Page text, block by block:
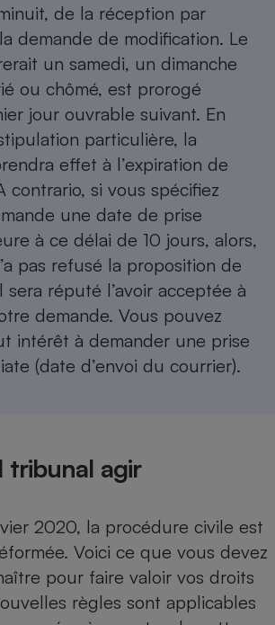
de la réception par
demande de modification. Le
un samedi, un dimanche
ou chômé, est prorogé
jour ouvrable suivant. En
particulière, la
effet à l’expiration de
contrario, si vous spécifiez
une date de prise
à ce délai de 10 jours, alors,
pas refusé la proposition de
sera réputé l’avoir acceptée à
demande. Vous pouvez
intérêt à demander une prise
(date d’envoi du courrier).
tribunal agir
2020, la procédure civile est
Voici ce que vous devez
pour faire valoir vos droits
règles sont applicables